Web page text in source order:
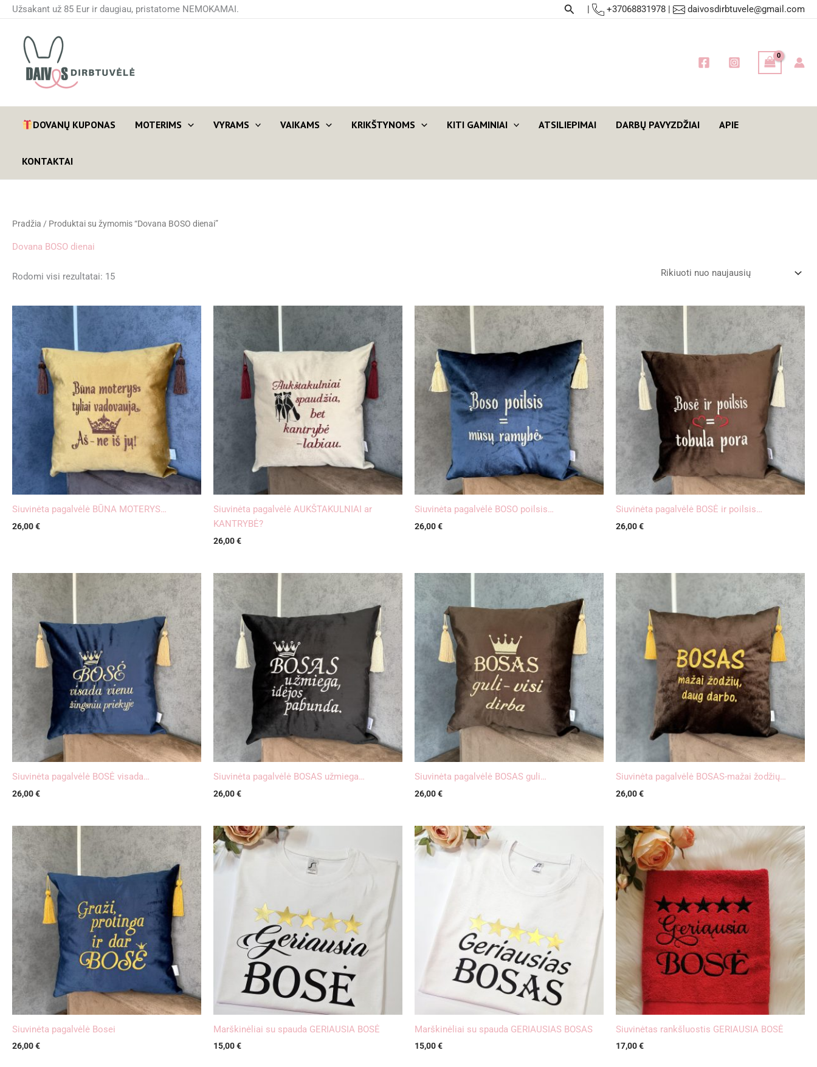
Pereiti
turinio
Užsakant už 85 Eur ir daugiau, pristatome NEMOKAMAI. Paieška
| +37068831978 | daivosdirbtuvele@gmail.com
DOVANŲ KUPONAS MOTERIMS VYRAMS VAIKAMS KRIKŠTYNOMS KITI GAMINIAI ATSILIEPIMAI DARBŲ PAVYZDŽIAI APIE
KONTAKTAI
Pradžia / Produktai su žymomis “Dovana BOSO dienai”
Dovana BOSO dienai
Rodomi visi rezultatai: 15
Rūšiuojama
pagal
Siuvinėta pagalvėlė BŪNA MOTERYS…
26,00€
Siuvinėta pagalvėlė AUKŠTAKULNIAI ar
KANTRYBĖ?
26,00€
Siuvinėta pagalvėlė BOSO poilsis…
26,00€
Siuvinėta pagalvėlė BOSĖ ir poilsis…
26,00€
Siuvinėta pagalvėlė BOSĖ visada…
26,00€
Siuvinėta pagalvėlė BOSAS užmiega…
26,00€
Siuvinėta pagalvėlė BOSAS guli…
26,00€
Siuvinėta pagalvėlė BOSAS-mažai žodžių…
26,00€
Siuvinėta pagalvėlė Bosei
26,00€
Marškinėliai su spauda GERIAUSIA BOSĖ
15,00€
Marškinėliai su spauda GERIAUSIAS BOSAS
15,00€
Siuvinėtas rankšluostis GERIAUSIA BOSĖ
17,00€